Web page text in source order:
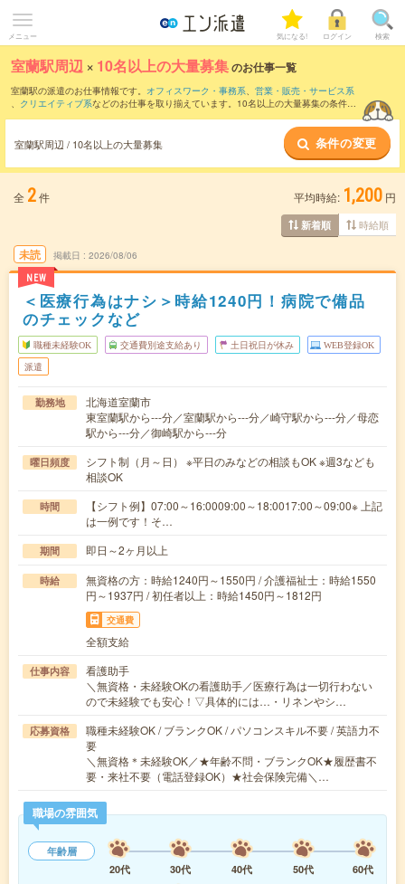
メニュー 気になる! ログイン 検索
室蘭駅周辺 × 10名以上の大量募集のお仕事一覧
室蘭駅の派遣のお仕事情報です。 オフィスワーク・事務系、 営業・販売・サービス系
、 クリエイティブ系などのお仕事を取り揃えています。10名以上の大量募集の条件の
室蘭駅周辺 / 10名以上の大量募集 条件の変更
全 2件 平均時給: 1,200 円
新着順 時給順
未読
NEW
掲載日 2026/08/06
＜医療行為はナシ＞時給1240円！病院で備品
のチェックなど
職種未経験OK 交通費別途支給あり 土日祝日が休み WEB登録OK
派遣
勤務地
北海道室蘭市
東室蘭駅から---分／室蘭駅から---分／崎守駅から---分／母恋
駅から---分／御崎駅から---分
曜日頻度
シフト制（月～日） ※平日のみなどの相談もOK ※週3なども
相談OK
時間
【シフト例】07:00～16:0009:00～18:0017:00～09:00※ 上記
は一例です！そ…
期間 即日～2ヶ月以上
時給
無資格の方：時給1240円～1550円 / 介護福祉士：時給1550
円～1937円 / 初任者以上：時給1450円～1812円
交通費
全額支給
仕事内容
看護助手
＼無資格・未経験OKの看護助手／医療行為は一切行わない
ので未経験でも安心！▽具体的には…・リネンやシ…
応募資格
職種未経験OK / ブランクOK / パソコンスキル不要 / 英語力不
要
＼無資格＊未経験OK／★年齢不問・ブランクOK★履歴書不
要・来社不要（電話登録OK）★社会保険完備＼…
職場の雰囲気
年齢層
20代
30代 40代 50代
60代